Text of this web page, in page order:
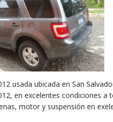
usada ubicada en San
en excelentes condiciones
motor y suspensión en